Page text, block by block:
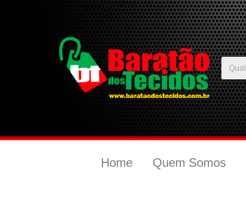
Home Quem Somos